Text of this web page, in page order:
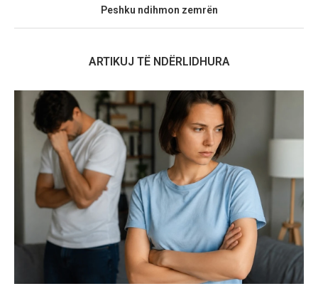
Peshku ndihmon zemrën
ARTIKUJ TË NDËRLIDHURA